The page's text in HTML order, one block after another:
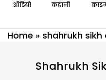
ऑडियो कहानी
Home » shahrukh
Shahrukh